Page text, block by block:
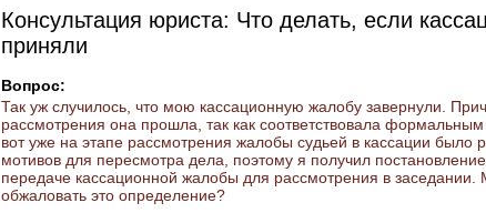
Консультация юриста: Что делать, если
приняли
Вопрос:
Так уж случилось, что мою кассационную жалобу завернули.
рассмотрения она прошла, так как соответствовала
вот уже на этапе рассмотрения жалобы судьей в кассации было
мотивов для пересмотра дела, поэтому я получил
передаче кассационной жалобы для рассмотрения в заседании.
обжаловать это определение?